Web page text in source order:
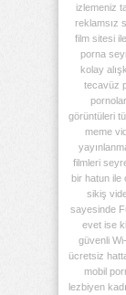
izlemeniz
reklamsız
film sitesi
porna
kolay
tecavüz
görüntüleri
meme
filmleri
bir hatun ile
sikiş
sayesinde
evet ise
güvenli
ücretsiz
mobil
lezbiyen